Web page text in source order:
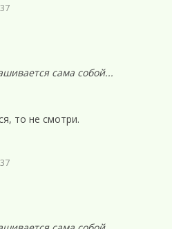
сама собой...
то не смотри.